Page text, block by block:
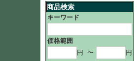
商品検索
キーワード
価格範囲
円
〜 円